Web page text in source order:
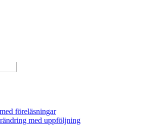
föreläsningar
med uppföljning